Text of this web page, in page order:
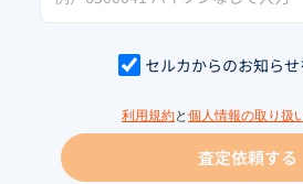
セルカからのお知ら
利用規約と 個人情報の取り扱
査定依頼する